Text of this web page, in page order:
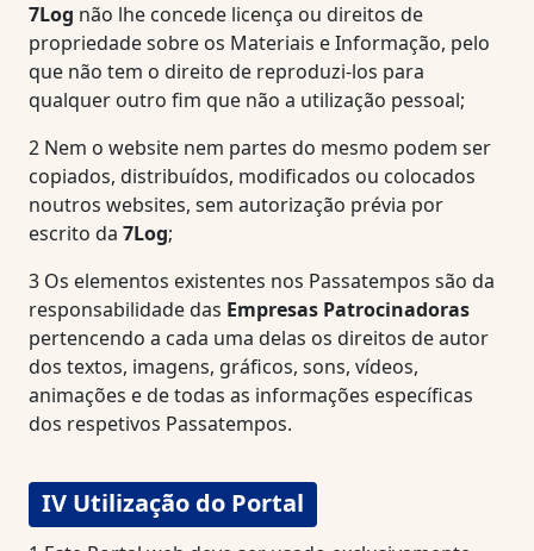
7Log não lhe concede licença ou direitos de
propriedade sobre os Materiais e Informação, pelo
que não tem o direito de reproduzi-los para
qualquer outro fim que não a utilização pessoal;
2 Nem o website nem partes do mesmo podem ser
copiados, distribuídos, modificados ou colocados
noutros websites, sem autorização prévia por
escrito da 7Log;
3 Os elementos existentes nos Passatempos são da
responsabilidade das Empresas Patrocinadoras
pertencendo a cada uma delas os direitos de autor
dos textos, imagens, gráficos, sons, vídeos,
animações e de todas as informações específicas
dos respetivos Passatempos.
IV Utilização do Portal